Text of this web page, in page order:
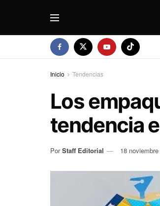
Inicio Tendencias
Los
tendencia
Por Staff Editorial 18